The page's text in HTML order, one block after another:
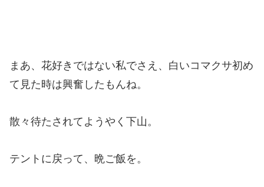
まあ、花好きではない私でさえ、白いコマクサ初め
て見た時は興奮したもんね。
散々待たされてようやく下山。
テントに戻って、晩ご飯を。